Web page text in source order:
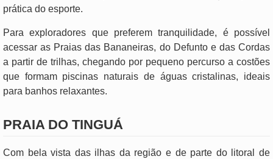
prática do esporte.
Para exploradores que preferem tranquilidade, é possível
acessar as Praias das Bananeiras, do Defunto e das Cordas
a partir de trilhas, chegando por pequeno percurso a costões
que formam piscinas naturais de águas cristalinas, ideais
para banhos relaxantes.
PRAIA DO TINGUÁ
Com bela vista das ilhas da região e de parte do litoral de